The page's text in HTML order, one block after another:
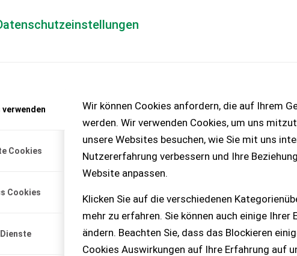
Cookies
Cookies
Wir können Cookies anfordern, die auf Ihrem
werden. Wir verwenden Cookies, um uns
unsere Websites besuchen, wie Sie mit uns
Nutzererfahrung verbessern und Ihre
Website anpassen.
Klicken Sie auf die verschiedenen
mehr zu erfahren. Sie können auch einige Ihrer
ändern. Beachten Sie, dass das Blockieren
Cookies Auswirkungen auf Ihre Erfahrung auf
– KEINE